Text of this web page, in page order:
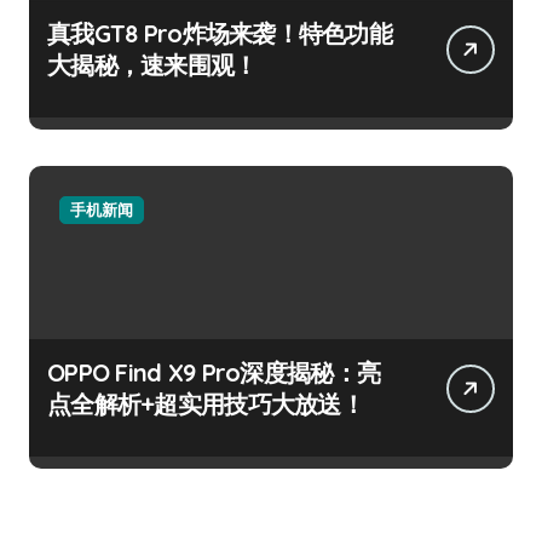
真我GT8 Pro炸场来袭！特色功能
大揭秘，速来围观！
手机新闻
OPPO Find X9 Pro深度揭秘：亮
点全解析+超实用技巧大放送！